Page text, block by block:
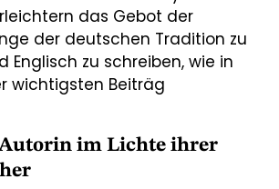
das Gebot der
der deutschen Tradition zu
Englisch zu schreiben, wie in
wichtigsten Beiträg
im Lichte ihrer